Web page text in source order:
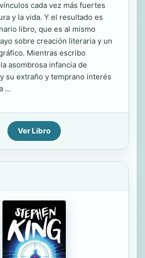
cada vez más fuertes
y la vida. Y el resultado es
libro, que es al mismo
sobre creación literaria y un
Mientras escribo
asombrosa infancia de
su extraño y temprano interés
...
Ver Libro